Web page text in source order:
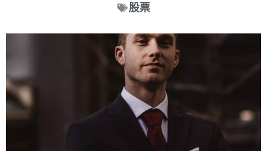
股票